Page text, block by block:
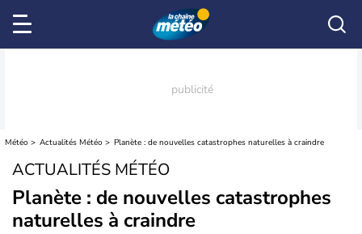
Météo Actualités Météo Planète : de nouvelles catastrophes naturelles à craindre
ACTUALITÉS MÉTÉO
Planète : de nouvelles catastrophes
naturelles à craindre